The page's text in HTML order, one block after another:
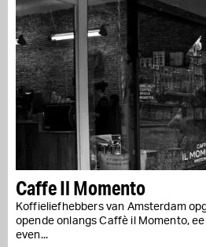
Caffe Il Momento
Koffieliefhebbers van Amsterdam
opende onlangs Caffè il Momento,
even...